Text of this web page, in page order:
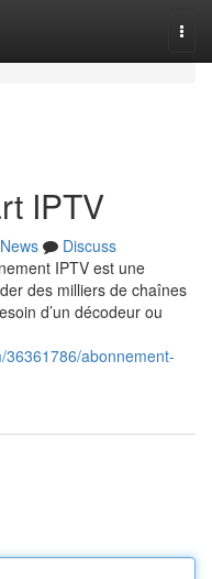
IPTV
News
Discuss
IPTV est une
des milliers de chaînes
d’un décodeur ou
abonnement-